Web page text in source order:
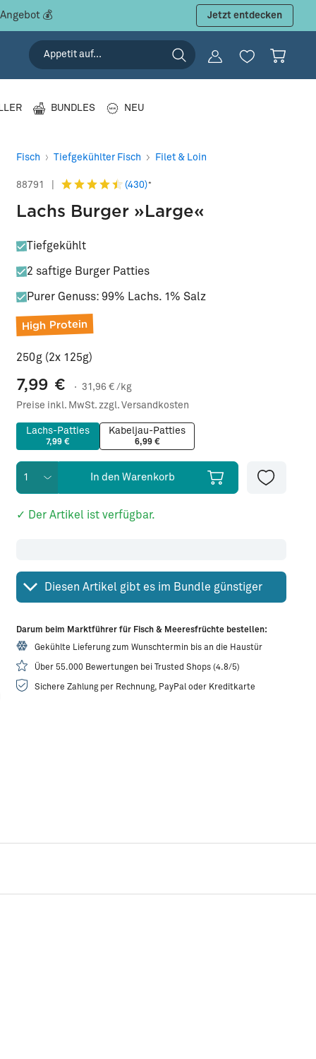
💰 Jetzt entdecken
BUNDLES NEU
Fisch Tiefgekühlter Fisch Filet & Loin
88791 (430)*
Lachs Burger »Large«
Tiefgekühlt
2 saftige Burger Patties
Purer Genuss: 99% Lachs. 1% Salz
High Protein
250g (2x 125g)
7,99 € · 31,96 € /kg
Preise inkl. MwSt. zzgl. Versandkosten
Lachs-Patties
7,99 €
Kabeljau-Patties
6,99 €
In den Warenkorb
✓ Der Artikel ist verfügbar.
Diesen Artikel gibt es im Bundle günstiger
Darum beim Marktführer für Fisch & Meeresfrüchte bestellen:
Gekühlte Lieferung zum Wunschtermin bis an die Haustür
Über 55.000 Bewertungen bei Trusted Shops (4.8/5)
Sichere Zahlung per Rechnung, PayPal oder Kreditkarte